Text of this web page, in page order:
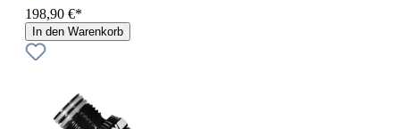
198,90 €*
In den Warenkorb